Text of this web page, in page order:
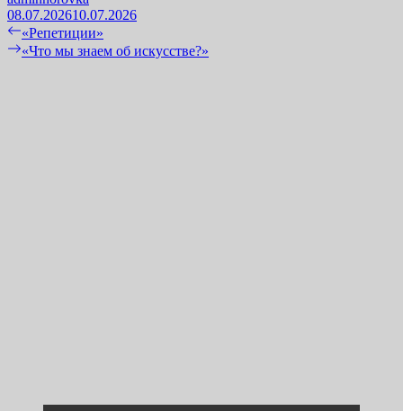
08.07.202610.07.2026
Навигация
по
Previous
post:
«Репетиции»
Next
«Что мы знаем об искусстве?»